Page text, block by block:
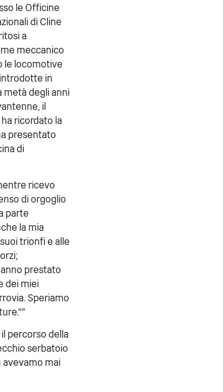
le Officine
di Cline
a
meccanico
le locomotive
in
metà degli anni
il
ricordato la
presentato
di
ricevo
di orgoglio
parte
la mia
trionfi e alle
prestato
dei miei
Speriamo
percorso della
serbatoio
avevamo mai